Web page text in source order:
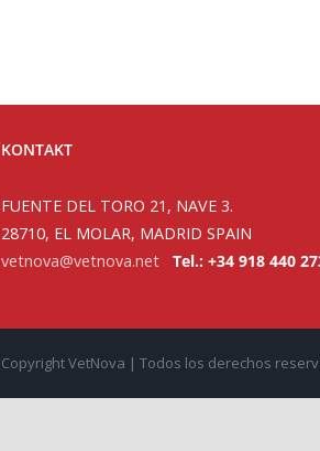
KONTAKT
FUENTE DEL TORO 21, NAVE 3.
28710, EL MOLAR, MADRID SPAIN
vetnova@vetnova.net
Tel.: +34 918 440
Copyright VetNova | Todos los derechos